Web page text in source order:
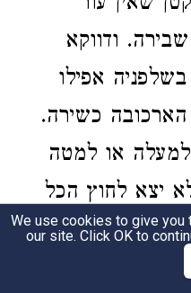
ודווקא
אפילו
כשירה.
או למטה
יצא לחוץ הכל
ואם יצא לחוץ
אסור. משום
We use cookies to give
our site. Click OK to